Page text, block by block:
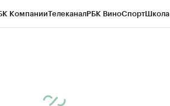
КомпанииТелеканалРБК ВиноСпортШкола